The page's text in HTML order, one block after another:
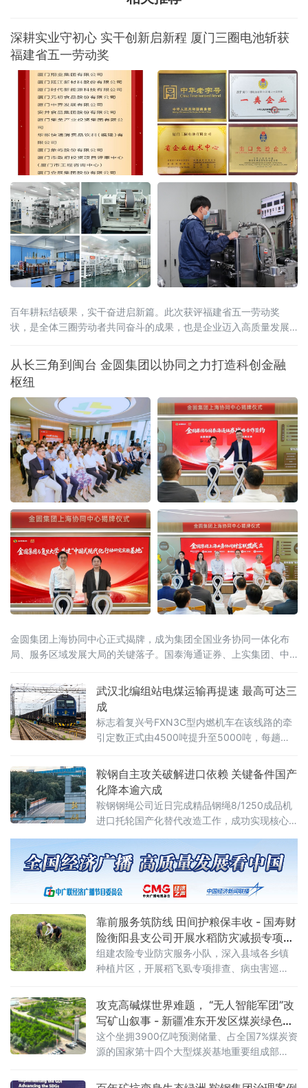
深耕实业守初心 实干创新启新程 厦门三圈电池斩获
福建省五一劳动奖
百年耕耘结硕果，实干奋进启新篇。此次获评福建省五一劳动奖
状，是全体三圈劳动者共同奋斗的成果，也是企业迈入高质量发展
从长三角到闽台 金圆集团以协同之力打造科创金融
枢纽
金圆集团上海协同中心正式揭牌，成为集团全国业务协同一体化布
局、服务区域发展大局的关键落子。国泰海通证券、上实集团、中
家金融机构，复旦大学、宁德时代等多家高校智库及产业合作伙伴
到场见证。上海是金融改革开放的前沿阵地，正加快推进上海国际
金融中心建设和长三角一体化发
武汉北编组站电煤运输再提速 最高可达三
成
标志着复兴号FXN3C型内燃机车在该线路的牵
引定数正式由4500吨提升至5000吨，每趟车
号FXN3C型内燃机车是我国自主研发的新一代
干线货运主力装备。2025年12月8日，
鞍钢自主攻关破解进口依赖 关键备件国产
化降本逾六成
鞍钢钢绳公司近日完成精品钢绳8/1250成品机
进口托轮国产化替代改造工作，成功实现核心
行提供坚实硬件保障。此举标志着鞍钢在关键
零部件国产化攻关领域取得新突破。据介绍，
8/1250成品机是该公司精品钢丝绳生产的核心
设备，其配套托轮此前长期依赖进口。进口托
引发产线停机，长期制约设备运行效
靠前服务筑防线 田间护粮保丰收 - 国寿财
险衡阳县支公司开展水稻防灾减损专项行
动
组建农险专业防灾服务小队，深入县域各乡镇
种植片区，开展稻飞虱专项排查、病虫害巡
行动，将风控关口前移，变灾后被动理赔为灾
前主动防控，全力守护农户种粮收益。 在田间
地头，工作
攻克高碱煤世界难题， “无人智能军团”改
写矿山叙事 - 新疆准东开发区煤炭绿色智
能转型驶入深水区
这个坐拥3900亿吨预测储量、占全国7%煤炭资
源的国家第十四个大型煤炭基地重要组成部
脖子”难题到加快无人矿卡规模化落地，在“十五